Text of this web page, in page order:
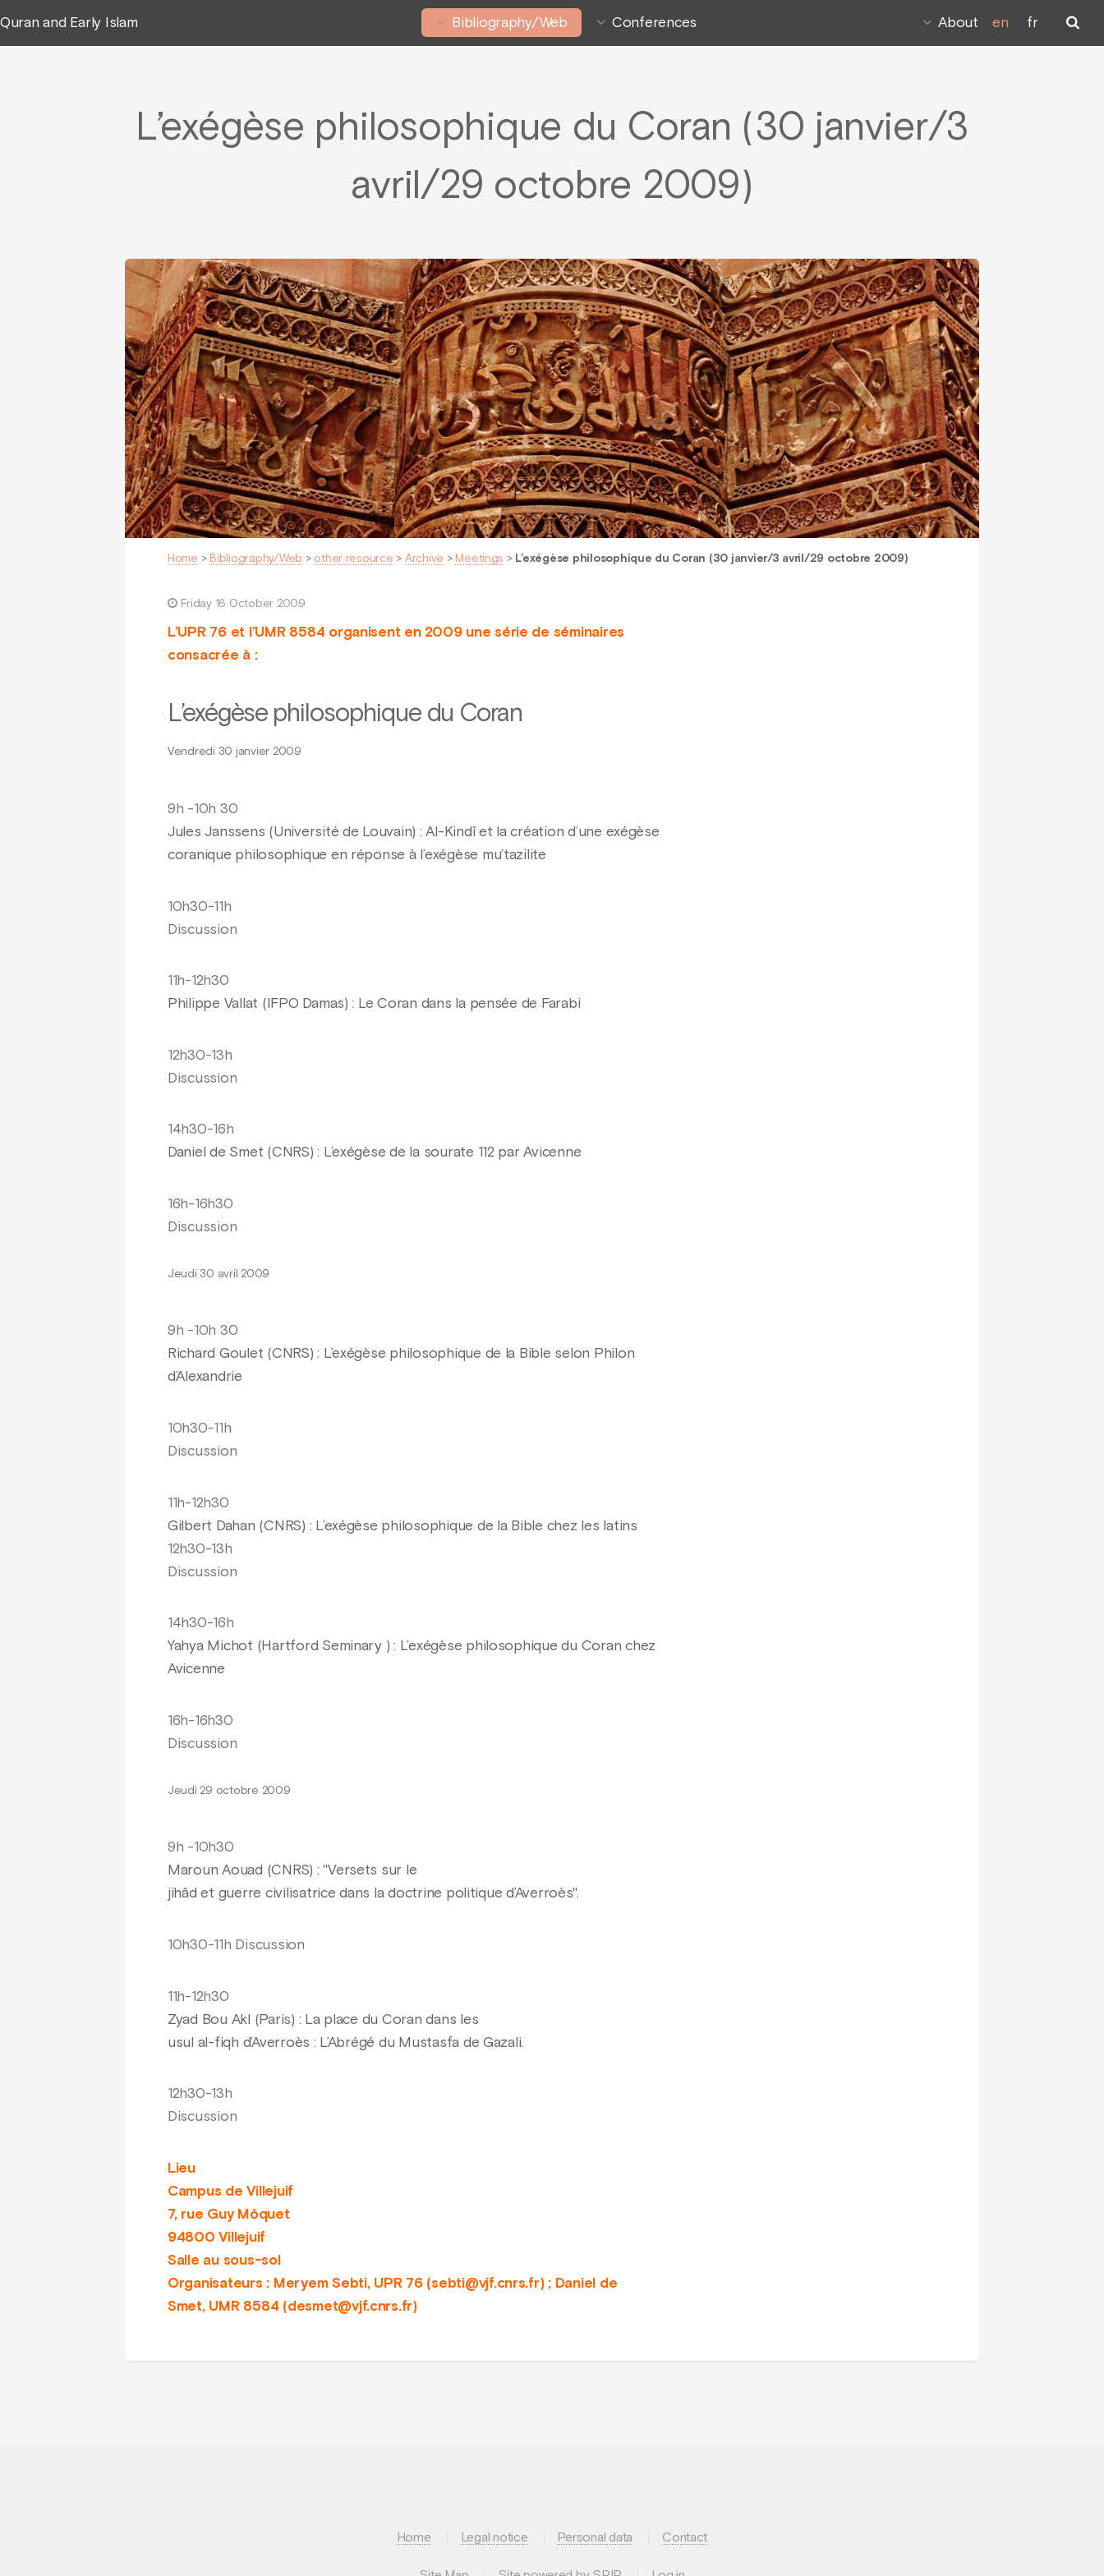
Quran and Early Islam Bibliography/Web Conferences About en fr
L’exégèse philosophique du Coran (30 janvier/3
avril/29 octobre 2009)
Home > Bibliography/Web > other resource > Archive > Meetings > L’exégèse philosophique du Coran (30 janvier/3 avril/29 octobre 2009)
Friday 16 October 2009
L’UPR 76 et l’UMR 8584 organisent en 2009 une série de séminaires
consacrée à :
L’exégèse philosophique du Coran
Vendredi 30 janvier 2009
9h -10h 30
Jules Janssens (Université de Louvain) : Al-Kindî et la création d’une exégèse
coranique philosophique en réponse à l’exégèse mu’tazilite
10h30-11h
Discussion
11h-12h30
Philippe Vallat (IFPO Damas) : Le Coran dans la pensée de Farabi
12h30-13h
Discussion
14h30-16h
Daniel de Smet (CNRS) : L’exégèse de la sourate 112 par Avicenne
16h-16h30
Discussion
Jeudi 30 avril 2009
9h -10h 30
Richard Goulet (CNRS) : L’exégèse philosophique de la Bible selon Philon
d’Alexandrie
10h30-11h
Discussion
11h-12h30
Gilbert Dahan (CNRS) : L’exégèse philosophique de la Bible chez les latins
12h30-13h
Discussion
14h30-16h
Yahya Michot (Hartford Seminary ) : L’exégèse philosophique du Coran chez
Avicenne
16h-16h30
Discussion
Jeudi 29 octobre 2009
9h -10h30
Maroun Aouad (CNRS) : "Versets sur le
jihâd et guerre civilisatrice dans la doctrine politique d’Averroès".
10h30-11h Discussion
11h-12h30
Zyad Bou Akl (Paris) : La place du Coran dans les
usul al-fiqh d’Averroès : L’Abrégé du Mustasfa de Gazali.
12h30-13h
Discussion
Lieu
Campus de Villejuif
7, rue Guy Môquet
94800 Villejuif
Salle au sous-sol
Organisateurs : Meryem Sebti, UPR 76 (sebti@vjf.cnrs.fr) ; Daniel de
Smet, UMR 8584 (desmet@vjf.cnrs.fr)
Home Legal notice Personal data Contact